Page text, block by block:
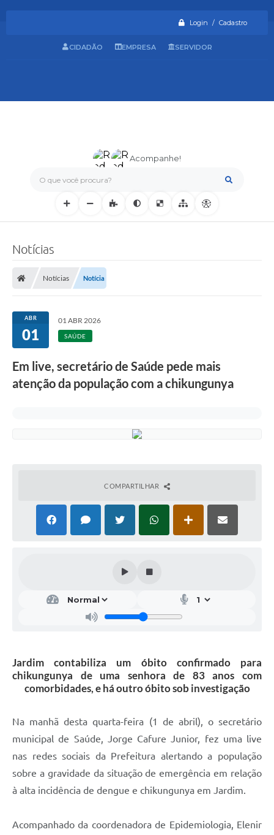
Login / Cadastro
O que você procura?
Acompanhe!
CIDADÃO EMPRESA SERVIDOR
Notícias
Notícias Notícia
ABR
01
01 ABR 2026
SAÚDE
Em live, secretário de Saúde pede mais
atenção da população com a chikungunya
COMPARTILHAR
Jardim contabiliza um óbito confirmado para
chikungunya de uma senhora de 83 anos com
comorbidades, e há outro óbito sob investigação
Na manhã desta quarta-feira (1 de abril), o secretário
municipal de Saúde, Jorge Cafure Junior, fez uma live
nas redes sociais da Prefeitura alertando a população
sobre a gravidade da situação de emergência em relação
à alta incidência de dengue e chikungunya em Jardim.
Acompanhado da coordenadora de Epidemiologia, Elenir